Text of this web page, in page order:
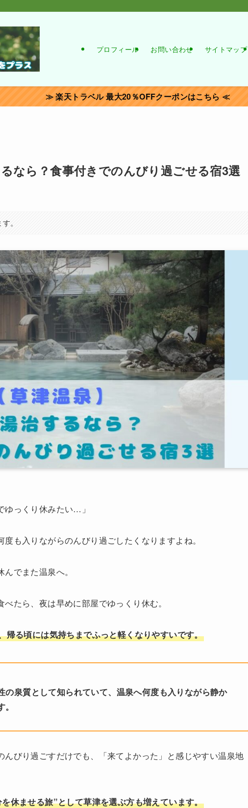
プロフィール お問い合わせ サイトマップ
≫ 楽天トラベル 最大20％OFFクーポンはこちら ≪
なら？食事付きでのんびり過ごせる宿3選
。
ゆっくり休みたい…」
も入りながらのんびり過ごしたくなりますよね。
でまた温泉へ。
たら、夜は早めに部屋でゆっくり休む。
帰る頃には気持ちまでふっと軽くなりやすいです。
の泉質として知られていて、温泉へ何度も入りながら静か
びり過ごすだけでも、「来てよかった」と感じやすい温泉地
休ませる旅”として草津を選ぶ方も増えています。